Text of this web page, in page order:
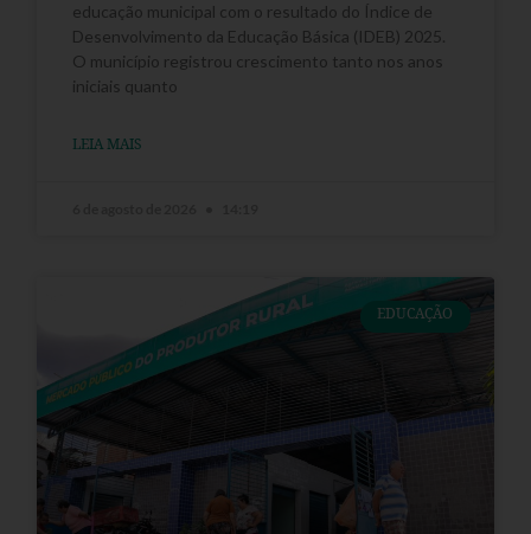
educação municipal com o resultado do Índice de
Desenvolvimento da Educação Básica (IDEB) 2025.
O município registrou crescimento tanto nos anos
iniciais quanto
LEIA MAIS
EDUCAÇÃO